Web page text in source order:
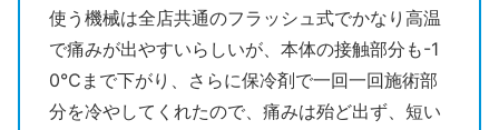
使う機械は全店共通のフラッシュ式でかなり高温
で痛みが出やすいらしいが、本体の接触部分も-1
0℃まで下がり、さらに保冷剤で一回一回施術部
分を冷やしてくれたので、痛みは殆ど出ず、短い